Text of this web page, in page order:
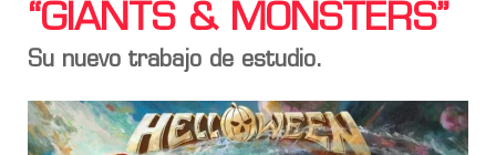
“GIANTS & MONSTERS”
Su nuevo trabajo de estudio.